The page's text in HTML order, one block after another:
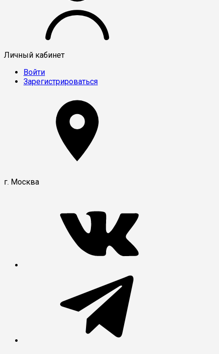
Личный кабинет
Войти
Зарегистрироваться
г. Москва